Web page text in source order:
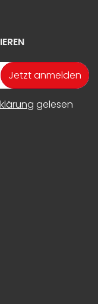
Jetzt anmelden
gelesen